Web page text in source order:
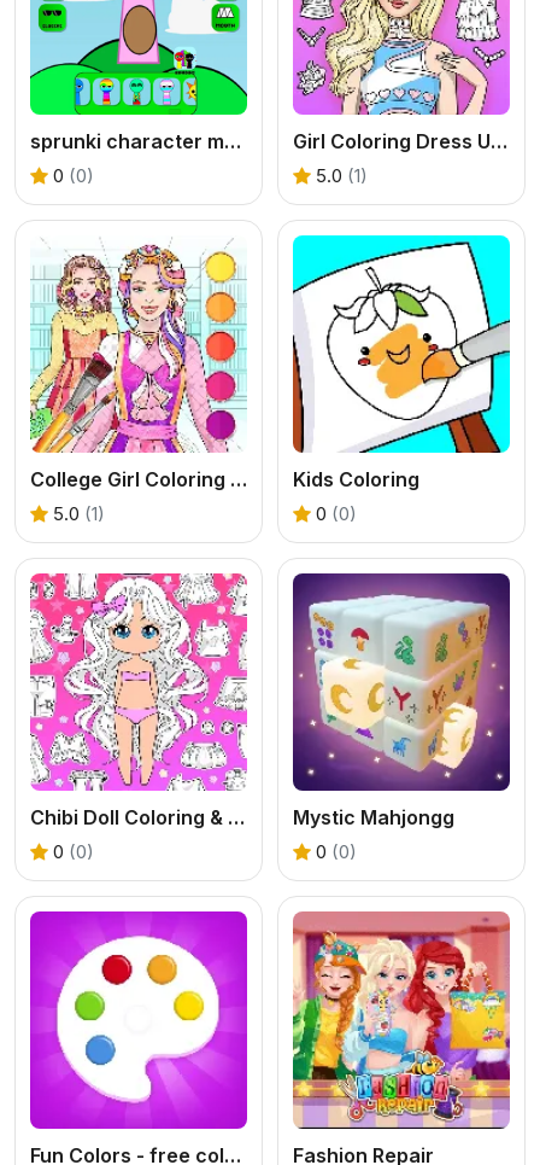
sprunki character maker OC
0 (0)
Girl Coloring Dress Up Games
5.0 (1)
College Girl Coloring Dress Up
5.0 (1)
Kids Coloring
0 (0)
Chibi Doll Coloring & Dress Up
0 (0)
Mystic Mahjongg
0 (0)
Fun Colors - free coloring boook and drawing games for Fashion Repair